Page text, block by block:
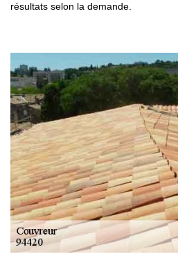
résultats selon la demande.